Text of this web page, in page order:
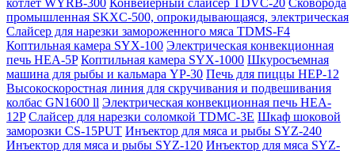
котлет WYRB-300 Конвейерный слайсер TDVC-20 Сковорода
промышленная SKXC-500, опрокидывающаяся, электрическая
Слайсер для нарезки замороженного мяса TDMS-F4
Коптильная камера SYX-100 Электрическая конвекционная
печь HEA-5P Коптильная камера SYX-1000 Шкуросъемная
машина для рыбы и кальмара YP-30 Печь для пиццы HEP-12
Высокоскоростная линия для скручивания и подвешивания
колбас GN1600 ll Электрическая конвекционная печь HEA-
12P Слайсер для нарезки соломкой TDMC-3E Шкаф шоковой
заморозки CS-15PUT Инъектор для мяса и рыбы SYZ-240
Инъектор для мяса и рыбы SYZ-120 Инъектор для мяса SYZ-